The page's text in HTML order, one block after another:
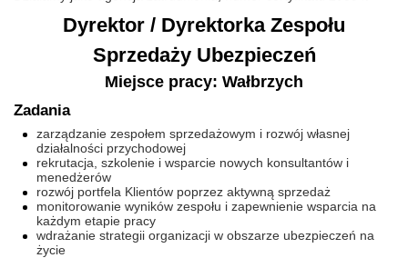
Dyrektor / Dyrektorka Zespołu
Sprzedaży Ubezpieczeń
Miejsce pracy: Wałbrzych
Zadania
zarządzanie zespołem sprzedażowym i rozwój własnej
działalności przychodowej
rekrutacja, szkolenie i wsparcie nowych konsultantów i
menedżerów
rozwój portfela Klientów poprzez aktywną sprzedaż
monitorowanie wyników zespołu i zapewnienie wsparcia na
każdym etapie pracy
wdrażanie strategii organizacji w obszarze ubezpieczeń na
życie